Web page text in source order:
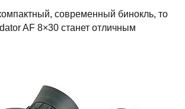
современный бинокль, то
AF 8×30 станет отличным